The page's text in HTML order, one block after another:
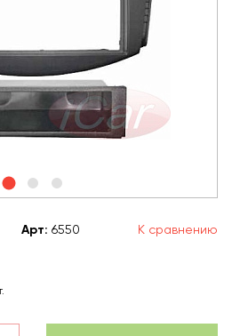
Арт: 6550 К сравнению